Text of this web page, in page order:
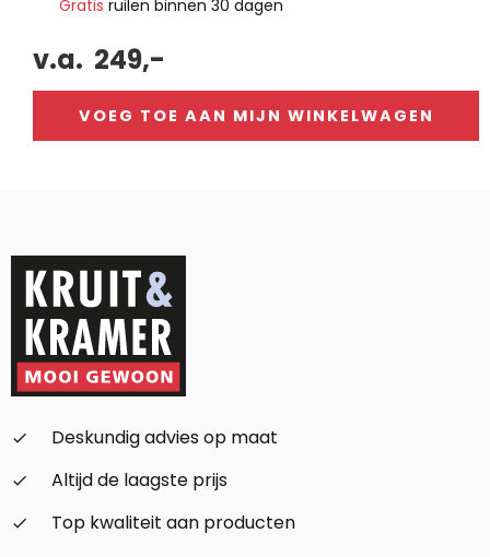
Gratis ruilen binnen 30 dagen
v.a. 249,-
VOEG TOE AAN MIJN WINKELWAGEN
check_small
Deskundig advies op maat
check_small
Altijd de laagste prijs
check_small
Top kwaliteit aan producten